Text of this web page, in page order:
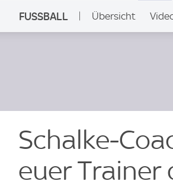
FUSSBALL Übersicht
Schalke-
euer Trainer